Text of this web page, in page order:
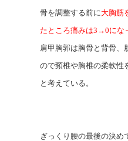
骨を調整する前に大胸筋
たところ痛みは3→0にな
肩甲胸郭は胸骨と背骨、
ので頸椎や胸椎の柔軟性
と考えている。
ぎっくり腰の最後の決め